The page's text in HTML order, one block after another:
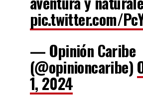
pic.twitter.com/
— Opinión Caribe
(@opinioncaribe)
1, 2024